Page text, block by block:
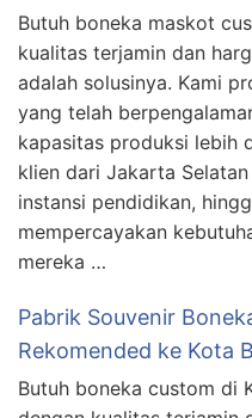
Butuh boneka maskot
kualitas terjamin dan
adalah solusinya. Kami
yang telah
kapasitas produksi lebih
klien dari Jakarta
instansi pendidikan,
mempercayakan
mereka …
Pabrik Souvenir
Rekomended ke Kota
Butuh boneka custom di